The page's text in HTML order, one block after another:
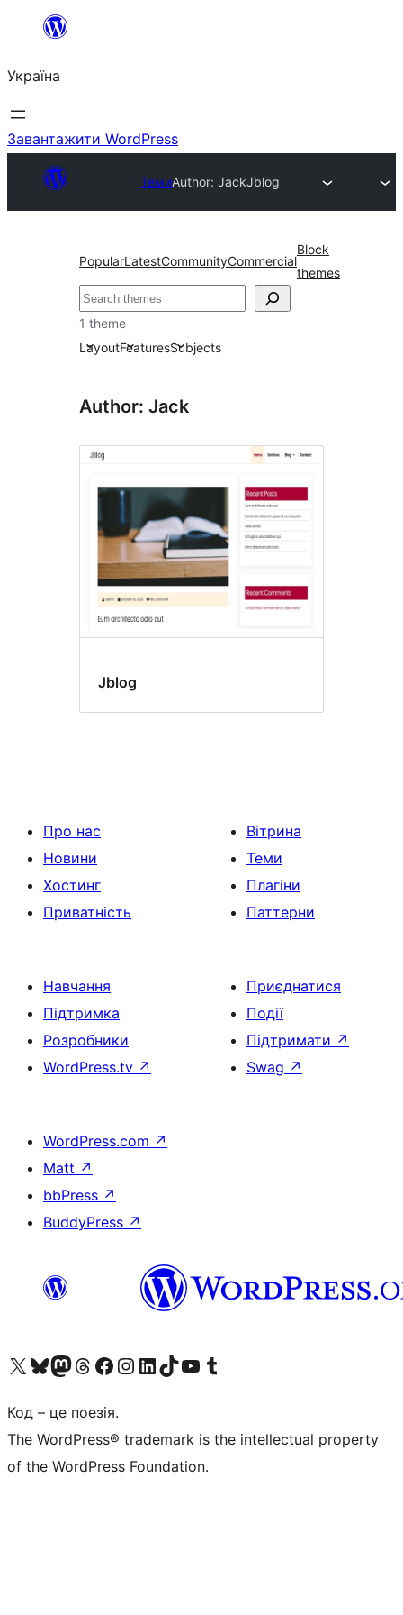
Перейти
вмісту
Україна
Завантажити WordPress
ТемиAuthor: JackJblog
PopularLatestCommunityCommercial
Block
themes
Пошук
1 theme
LayoutFeaturesSubjects
Author: Jack
Jblog
Про нас
Новини
Хостинг
Приватність
Вітрина
Теми
Плагіни
Паттерни
Навчання
Підтримка
Розробники
WordPress.tv ↗
Приєднатися
Події
Підтримати ↗
Swag ↗
WordPress.com ↗
Matt ↗
bbPress ↗
BuddyPress ↗
Visit our X (formerly Twitter) account
Visit our Bluesky account
Завітайте до нашої стрічки в Mastodon
Visit our Threads account
Завітайте на нашу сторінку в Facebook
Visit our Instagram account
Visit our LinkedIn account
Visit our TikTok account
Visit our YouTube channel
Visit our Tumblr account
Код – це поезія.
The WordPress® trademark is the intellectual property
of the WordPress Foundation.